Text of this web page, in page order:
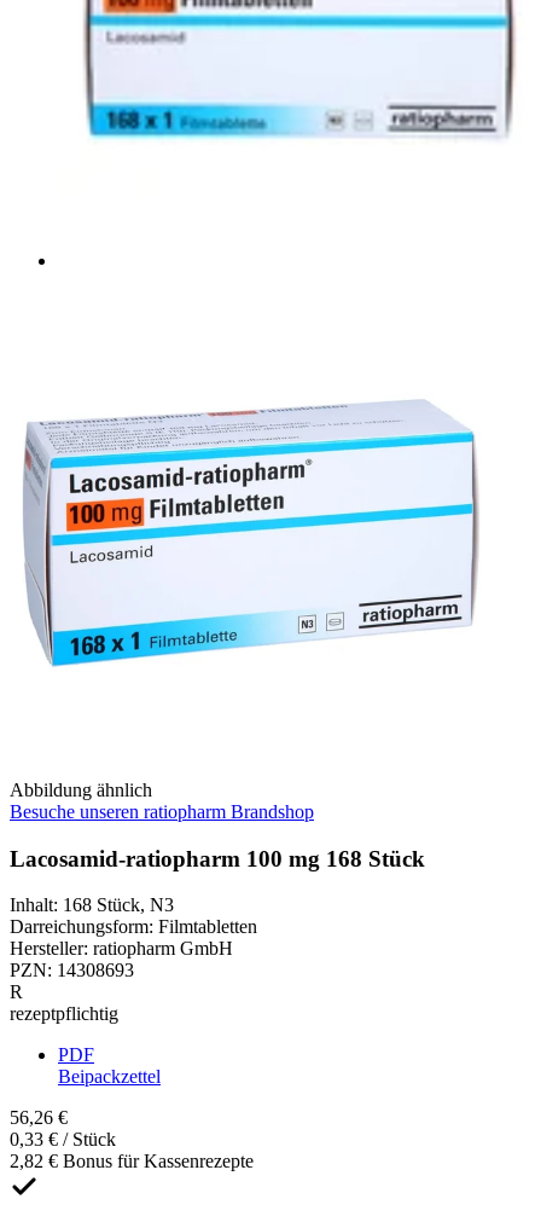
Abbildung ähnlich
Besuche unseren ratiopharm Brandshop
Lacosamid-ratiopharm 100 mg 168 Stück
Inhalt: 168 Stück, N3
Darreichungsform: Filmtabletten
Hersteller: ratiopharm GmbH
PZN: 14308693
R
rezeptpflichtig
PDF
Beipackzettel
56,26 €
0,33 € / Stück
2,82 € Bonus für Kassenrezepte